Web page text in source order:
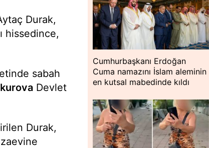
Durak,
hissedince,
sabah
Devlet
Durak,
Cumhurbaşkanı Erdoğan
Cuma namazını İslam aleminin
en kutsal mabedinde kıldı